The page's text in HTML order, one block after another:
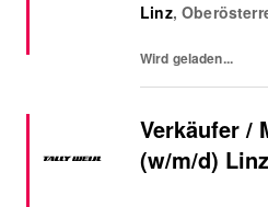
Selbständigkeit,
Linz,
Wird geladen...
Verkäufer /
(w/m/d)